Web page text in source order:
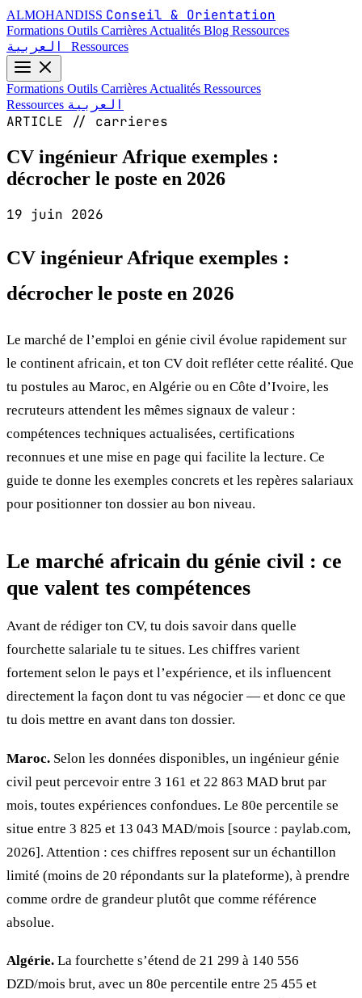
ALMOHANDISS Conseil & Orientation
Formations Outils Carrières Actualités Blog Ressources
Ressources
Formations Outils Carrières Actualités Ressources
Ressources العربية
ARTICLE // carrieres
CV ingénieur Afrique exemples :
décrocher le poste en 2026
19 juin 2026
CV ingénieur Afrique exemples :
décrocher le poste en 2026
Le marché de l’emploi en génie civil évolue rapidement sur
le continent africain, et ton CV doit refléter cette réalité. Que
tu postules au Maroc, en Algérie ou en Côte d’Ivoire, les
recruteurs attendent les mêmes signaux de valeur :
compétences techniques actualisées, certifications
reconnues et une mise en page qui facilite la lecture. Ce
guide te donne les exemples concrets et les repères salariaux
pour positionner ton dossier au bon niveau.
Le marché africain du génie civil : ce
que valent tes compétences
Avant de rédiger ton CV, tu dois savoir dans quelle
fourchette salariale tu te situes. Les chiffres varient
fortement selon le pays et l’expérience, et ils influencent
directement la façon dont tu vas négocier — et donc ce que
tu dois mettre en avant dans ton dossier.
Maroc. Selon les données disponibles, un ingénieur génie
civil peut percevoir entre 3 161 et 22 863 MAD brut par
mois, toutes expériences confondues. Le 80e percentile se
situe entre 3 825 et 13 043 MAD/mois [source : paylab.com,
2026]. Attention : ces chiffres reposent sur un échantillon
limité (moins de 20 répondants sur la plateforme), à prendre
comme ordre de grandeur plutôt que comme référence
absolue.
Algérie. La fourchette s’étend de 21 299 à 140 556
DZD/mois brut, avec un 80e percentile entre 25 455 et